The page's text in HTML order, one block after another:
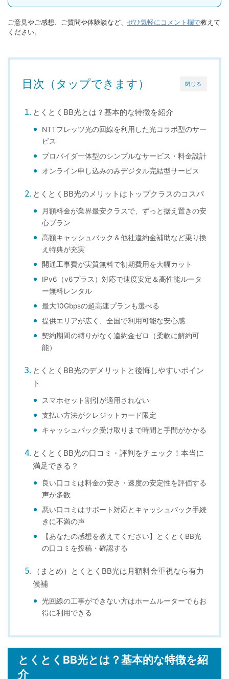
ご意見やご感想、ご質問や体験談など、 ぜひ気軽にコメント欄で教えて
ください。
閉じる
目次（タップできます）
とくとくBB光とは？基本的な特徴を紹介
NTTフレッツ光の回線を利用した光コラボ型のサー
ビス
プロバイダ一体型のシンプルなサービス・料金設計
オンライン申し込みのみデジタル完結型サービス
とくとくBB光のメリットはトップクラスのコスパ
月額料金が業界最安クラスで、ずっと据え置きの安
心プラン
高額キャッシュバック＆他社違約金補助など乗り換
え特典が充実
開通工事費が実質無料で初期費用を大幅カット
IPv6（v6プラス）対応で速度安定＆高性能ルータ
ー無料レンタル
最大10Gbpsの超高速プランも選べる
提供エリアが広く、全国で利用可能な安心感
契約期間の縛りがなく違約金ゼロ（柔軟に解約可
能）
とくとくBB光のデメリットと後悔しやすいポイン
ト
スマホセット割引が適用されない
支払い方法がクレジットカード限定
キャッシュバック受け取りまで時間と手間がかかる
とくとくBB光の口コミ・評判をチェック！本当に
満足できる？
良い口コミは料金の安さ・速度の安定性を評価する
声が多数
悪い口コミはサポート対応とキャッシュバック手続
きに不満の声
【あなたの感想を教えてください】とくとくBB光
の口コミを投稿・確認する
（まとめ）とくとくBB光は月額料金重視なら有力
候補
光回線の工事ができない方はホームルーターでもお
得に利用できる
とくとくBB光とは？基本的な特徴を紹
介